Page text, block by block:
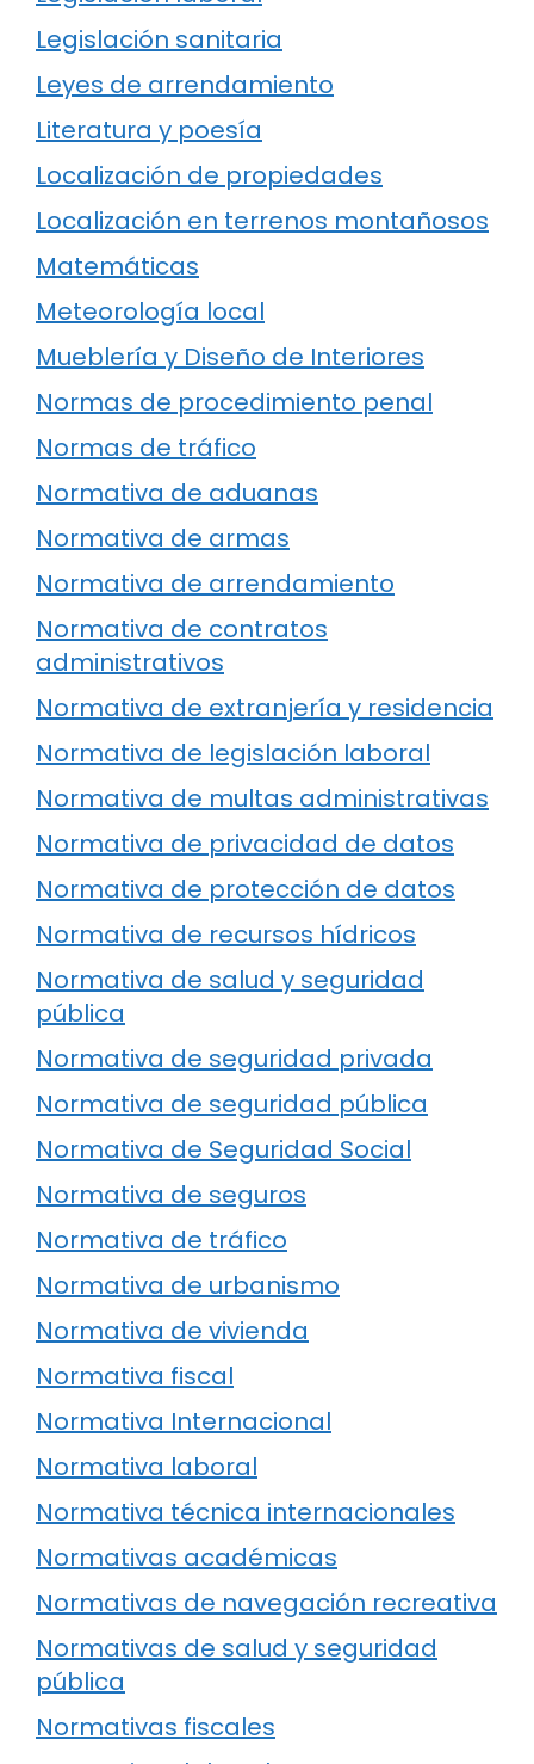
Legislación sanitaria
Leyes de arrendamiento
Literatura y poesía
Localización de propiedades
Localización en terrenos montañosos
Matemáticas
Meteorología local
Mueblería y Diseño de Interiores
Normas de procedimiento penal
Normas de tráfico
Normativa de aduanas
Normativa de armas
Normativa de arrendamiento
Normativa de contratos
administrativos
Normativa de extranjería y residencia
Normativa de legislación laboral
Normativa de multas administrativas
Normativa de privacidad de datos
Normativa de protección de datos
Normativa de recursos hídricos
Normativa de salud y seguridad
pública
Normativa de seguridad privada
Normativa de seguridad pública
Normativa de Seguridad Social
Normativa de seguros
Normativa de tráfico
Normativa de urbanismo
Normativa de vivienda
Normativa fiscal
Normativa Internacional
Normativa laboral
Normativa técnica internacionales
Normativas académicas
Normativas de navegación recreativa
Normativas de salud y seguridad
pública
Normativas fiscales